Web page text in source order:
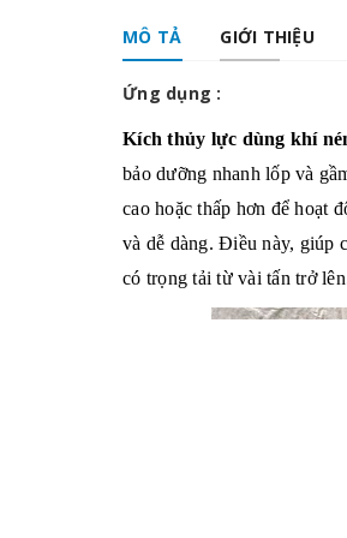
MÔ TẢ GIỚI THIỆU
Ứng dụng :
Kích thủy lực dùng khí
bảo dưỡng nhanh lốp và
cao hoặc thấp hơn để hoạt
và dễ dàng. Điều này, giúp
có trọng tải từ vài tấn trở